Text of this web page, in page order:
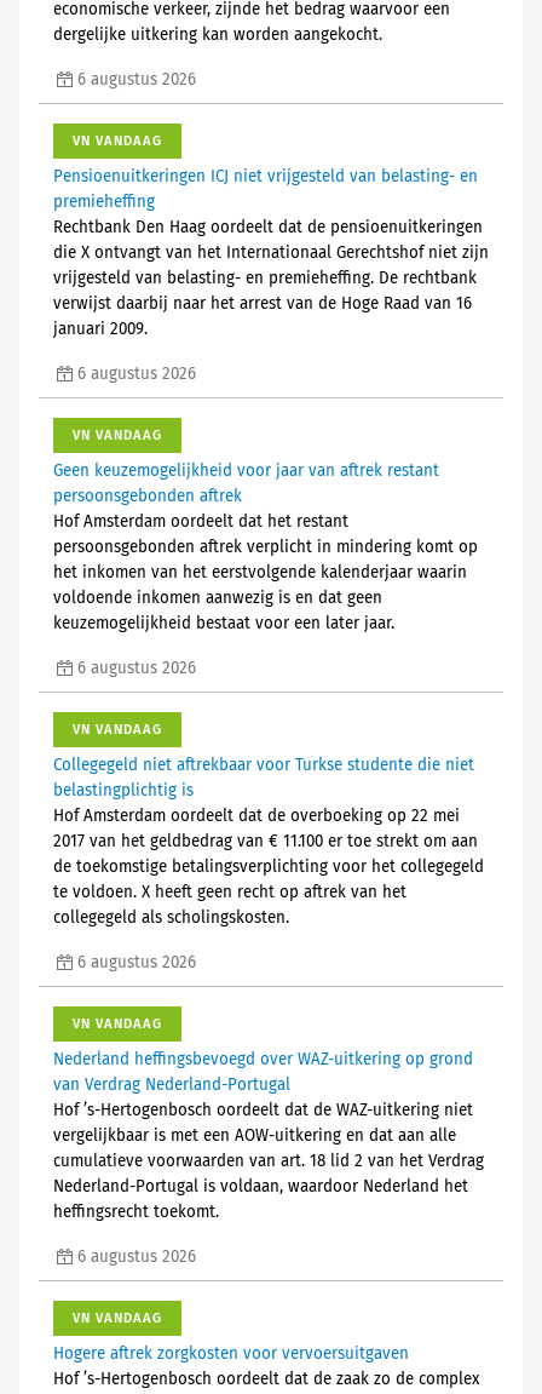
economische verkeer, zijnde het bedrag waarvoor een
dergelijke uitkering kan worden aangekocht.
6 augustus 2026
VN VANDAAG
Pensioenuitkeringen ICJ niet vrijgesteld van belasting- en
premieheffing
Rechtbank Den Haag oordeelt dat de pensioenuitkeringen
die X ontvangt van het Internationaal Gerechtshof niet zijn
vrijgesteld van belasting- en premieheffing. De rechtbank
verwijst daarbij naar het arrest van de Hoge Raad van 16
januari 2009.
6 augustus 2026
VN VANDAAG
Geen keuzemogelijkheid voor jaar van aftrek restant
persoonsgebonden aftrek
Hof Amsterdam oordeelt dat het restant
persoonsgebonden aftrek verplicht in mindering komt op
het inkomen van het eerstvolgende kalenderjaar waarin
voldoende inkomen aanwezig is en dat geen
keuzemogelijkheid bestaat voor een later jaar.
6 augustus 2026
VN VANDAAG
Collegegeld niet aftrekbaar voor Turkse studente die niet
belastingplichtig is
Hof Amsterdam oordeelt dat de overboeking op 22 mei
2017 van het geldbedrag van € 11.100 er toe strekt om aan
de toekomstige betalingsverplichting voor het collegegeld
te voldoen. X heeft geen recht op aftrek van het
collegegeld als scholingskosten.
6 augustus 2026
VN VANDAAG
Nederland heffingsbevoegd over WAZ-uitkering op grond
van Verdrag Nederland-Portugal
Hof ’s-Hertogenbosch oordeelt dat de WAZ-uitkering niet
vergelijkbaar is met een AOW-uitkering en dat aan alle
cumulatieve voorwaarden van art. 18 lid 2 van het Verdrag
Nederland-Portugal is voldaan, waardoor Nederland het
heffingsrecht toekomt.
6 augustus 2026
VN VANDAAG
Hogere aftrek zorgkosten voor vervoersuitgaven
Hof ’s-Hertogenbosch oordeelt dat de zaak zo de complex